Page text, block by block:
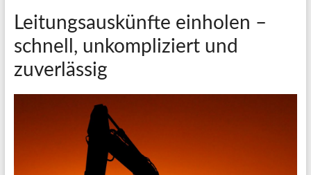
Leitungsauskünfte einholen –
schnell, unkompliziert und
zuverlässig